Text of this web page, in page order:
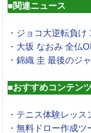
■関連ニュース
・ジョコ大逆転負け
・大坂 なおみ 全仏
・錦織 圭 最後のジ
■おすすめコンテンツ
・テニス体験レッス
・無料ドロー作成ツ